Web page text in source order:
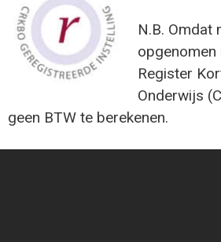
N.B. Omdat
opgenomen
Register
Onderwijs
geen BTW te berekenen.